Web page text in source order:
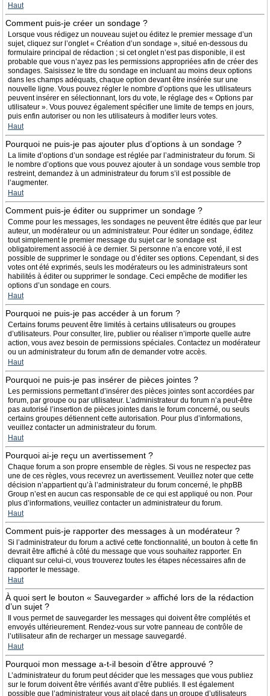
Haut
Comment puis-je créer un sondage ?
Lorsque vous rédigez un nouveau sujet ou éditez le premier message d’un
sujet, cliquez sur l’onglet « Création d’un sondage », situé en-dessous du
formulaire principal de rédaction ; si cet onglet n’est pas disponible, il est
probable que vous n’ayez pas les permissions appropriées afin de créer des
sondages. Saisissez le titre du sondage en incluant au moins deux options
dans les champs adéquats, chaque option devant être insérée sur une
nouvelle ligne. Vous pouvez régler le nombre d’options que les utilisateurs
peuvent insérer en sélectionnant, lors du vote, le réglage des « Options par
utilisateur ». Vous pouvez également spécifier une limite de temps en jours,
puis enfin autoriser ou non les utilisateurs à modifier leurs votes.
Haut
Pourquoi ne puis-je pas ajouter plus d’options à un sondage ?
La limite d’options d’un sondage est réglée par l’administrateur du forum. Si
le nombre d’options que vous pouvez ajouter à un sondage vous semble trop
restreint, demandez à un administrateur du forum s’il est possible de
l’augmenter.
Haut
Comment puis-je éditer ou supprimer un sondage ?
Comme pour les messages, les sondages ne peuvent être édités que par leur
auteur, un modérateur ou un administrateur. Pour éditer un sondage, éditez
tout simplement le premier message du sujet car le sondage est
obligatoirement associé à ce dernier. Si personne n’a encore voté, il est
possible de supprimer le sondage ou d’éditer ses options. Cependant, si des
votes ont été exprimés, seuls les modérateurs ou les administrateurs sont
habilités à éditer ou supprimer le sondage. Ceci empêche de modifier les
options d’un sondage en cours.
Haut
Pourquoi ne puis-je pas accéder à un forum ?
Certains forums peuvent être limités à certains utilisateurs ou groupes
d’utilisateurs. Pour consulter, lire, publier ou réaliser n’importe quelle autre
action, vous avez besoin de permissions spéciales. Contactez un modérateur
ou un administrateur du forum afin de demander votre accès.
Haut
Pourquoi ne puis-je pas insérer de pièces jointes ?
Les permissions permettant d’insérer des pièces jointes sont accordées par
forum, par groupe ou par utilisateur. L’administrateur du forum n’a peut-être
pas autorisé l’insertion de pièces jointes dans le forum concerné, ou seuls
certains groupes détiennent cette autorisation. Pour plus d’informations,
veuillez contacter un administrateur du forum.
Haut
Pourquoi ai-je reçu un avertissement ?
Chaque forum a son propre ensemble de règles. Si vous ne respectez pas
une de ces règles, vous recevrez un avertissement. Veuillez noter que cette
décision n’appartient qu’à l’administrateur du forum concerné, le phpBB
Group n’est en aucun cas responsable de ce qui est appliqué ou non. Pour
plus d’informations, veuillez contacter un administrateur du forum.
Haut
Comment puis-je rapporter des messages à un modérateur ?
Si l’administrateur du forum a activé cette fonctionnalité, un bouton à cette fin
devrait être affiché à côté du message que vous souhaitez rapporter. En
cliquant sur celui-ci, vous trouverez toutes les étapes nécessaires afin de
rapporter le message.
Haut
À quoi sert le bouton « Sauvegarder » affiché lors de la rédaction
d’un sujet ?
Il vous permet de sauvegarder les messages qui doivent être complétés et
envoyés ultérieurement. Rendez-vous sur votre panneau de contrôle de
l’utilisateur afin de recharger un message sauvegardé.
Haut
Pourquoi mon message a-t-il besoin d’être approuvé ?
L’administrateur du forum peut décider que les messages que vous publiez
sur le forum doivent être vérifiés avant d’être publiés. Il est également
possible que l’administrateur vous ait placé dans un groupe d’utilisateurs